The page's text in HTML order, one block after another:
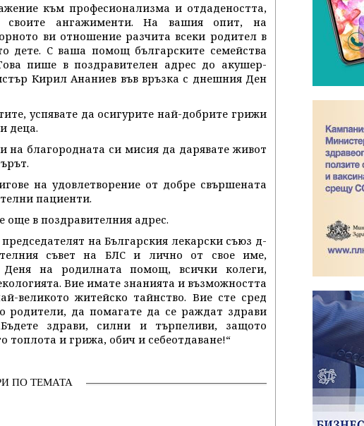
към професионализма и отдадеността,
своите ангажименти. На вашия опит, на
ви отношение разчита всеки родител в
дете. С ваша помощ българските семейства
пише в поздравителен адрес до акушер-
Кирил Ананиев във връзка с днешния Ден
успявате да осигурите най-добрите грижи
деца.
на благородната си мисия да дарявате живот
на удовлетворение от добре свършената
пациенти.
в поздравителния адрес.
на Българския лекарски съюз д-
съвет на БЛС и лично от свое име,
Деня на родилната помощ, всички колеги,
Вие имате знанията и възможността
великото житейско тайнство. Вие сте сред
родители, да помагате да се раждат здрави
здрави, силни и търпеливи, защото
топлота и грижа, обич и себеотдаване!“
ПО ТЕМАТА